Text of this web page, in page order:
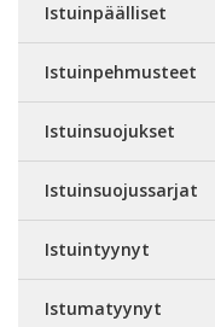
Istuinpäälliset
Istuinpehmusteet
Istuinsuojukset
Istuinsuojussarjat
Istuintyynyt
Istumatyynyt